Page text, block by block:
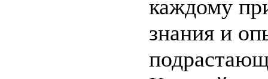
каждому
знания и